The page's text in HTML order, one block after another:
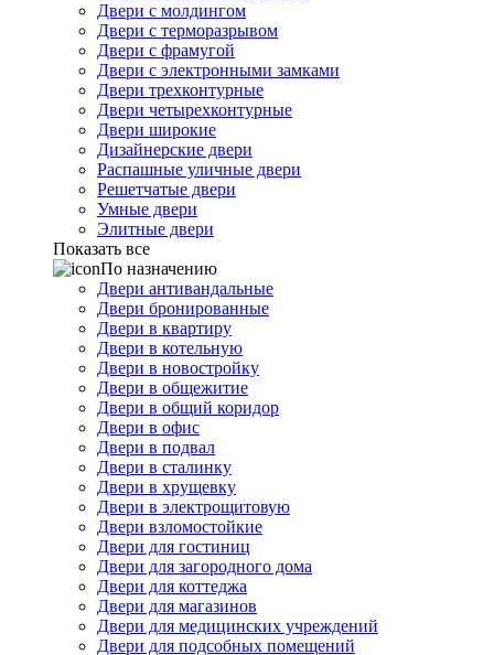
Двери с молдингом
Двери с терморазрывом
Двери с фрамугой
Двери с электронными замками
Двери трехконтурные
Двери четырехконтурные
Двери широкие
Дизайнерские двери
Распашные уличные двери
Решетчатые двери
Умные двери
Элитные двери
Показать все
По назначению
Двери антивандальные
Двери бронированные
Двери в квартиру
Двери в котельную
Двери в новостройку
Двери в общежитие
Двери в общий коридор
Двери в офис
Двери в подвал
Двери в сталинку
Двери в хрущевку
Двери в электрощитовую
Двери взломостойкие
Двери для гостиниц
Двери для загородного дома
Двери для коттеджа
Двери для магазинов
Двери для медицинских учреждений
Двери для подсобных помещений